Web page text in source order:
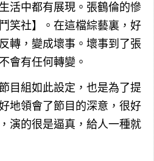
活中都有展現。張鶴倫的慘
笑社】。在這檔綜藝裏，好
轉，變成壞事。壞事到了張
會有任何轉變。
目組如此設定，也是為了提
地領會了節目的深意，很好
演的很是逼真，給人一種就